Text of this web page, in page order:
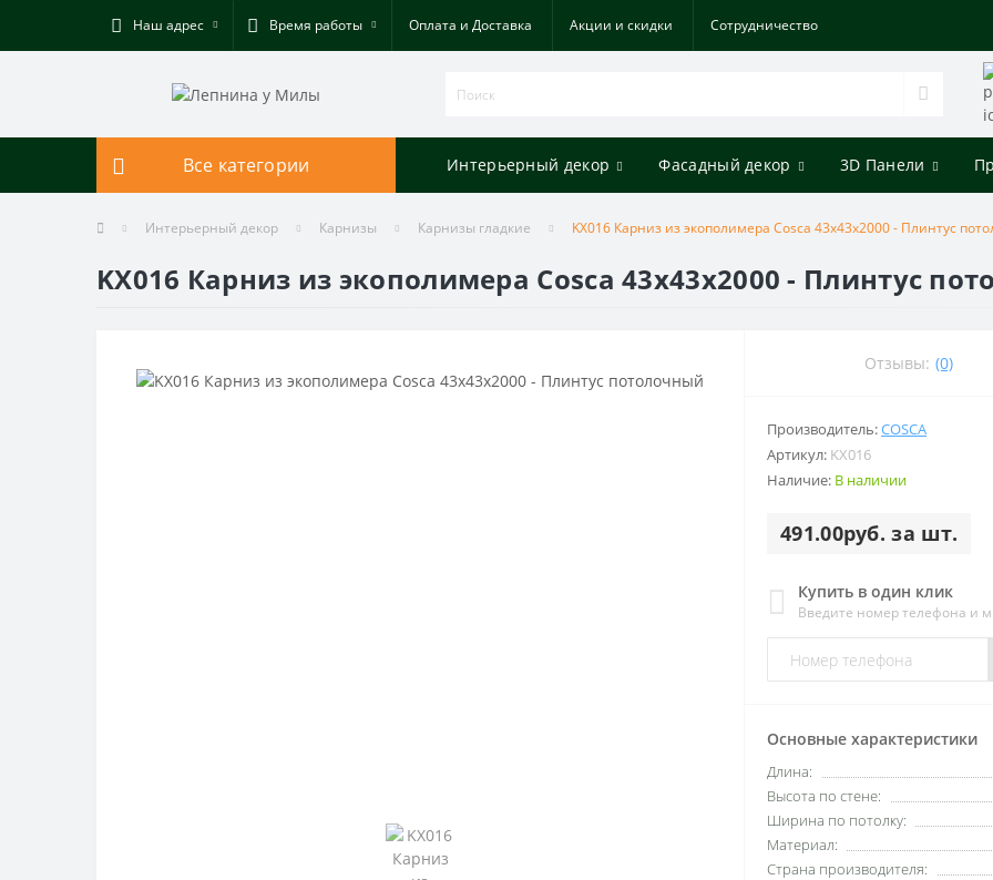
Наш адрес Время работы Оплата и Доставка Акции и скидки Cотрудничество
Все категории Интерьерный декор Фасадный декор 3D Панели
Интерьерный декор Карнизы Карнизы гладкие KX016 Карниз из экополимера Cosca 43х43х2000 - Плинтус
KX016 Карниз из экополимера Cosca 43х43х2000 - Плинтус
Отзывы: (0)
Производитель:COSCA
Артикул: KX016
Наличие: В наличии
491.00руб. за шт.
Купить в один клик
Введите номер телефона и
Основные характеристики
Длина:
Высота по стене:
Ширина по потолку:
Материал:
Страна производителя: